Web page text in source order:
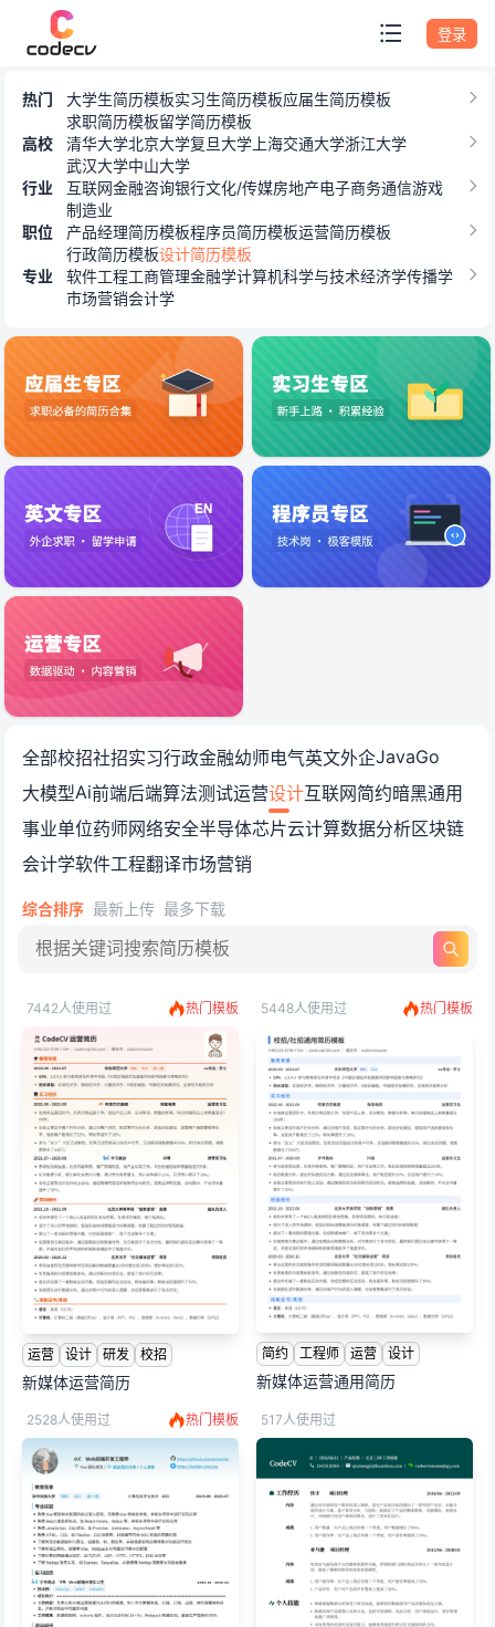
登录
热门 大学生简历模板实习生简历模板应届生简历模板
求职简历模板留学简历模板
高校
清华大学北京大学复旦大学 上海交通大学浙江大学
武汉大学中山大学
行业
互联网金融咨询银行文化/传媒房地产电子商务通信游戏
制造业
职位
产品经理简历模板程序员简历模板运营简历模板
行政简历模板设计简历模板
专业
软件工程工商管理金融学计算机科学与技术经济学传播学
市场营销会计学
设计简历模板免费下载_设计
全部校招社招实习行政金融幼师电气英文外企JavaGo
大模型Ai前端后端算法测试运营设计互联网简约暗黑通用
事业单位药师网络安全半导体芯片云计算数据分析区块链
会计学软件工程翻译市场营销
综合排序 最新上传 最多下载
7442人使用过 热门模板
运营 设计 研发 校招
新媒体运营简历
5448人使用过 热门模板
简约 工程师 运营 设计
新媒体运营通用简历
2528人使用过 热门模板 517人使用过